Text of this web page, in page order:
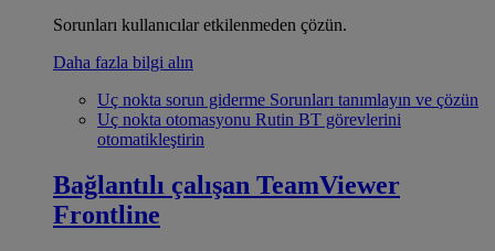
Sorunları kullanıcılar etkilenmeden çözün.
Daha fazla bilgi alın
Uç nokta sorun giderme Sorunları tanımlayın ve çözün
Uç nokta otomasyonu Rutin BT görevlerini
otomatikleştirin
Bağlantılı çalışan TeamViewer
Frontline